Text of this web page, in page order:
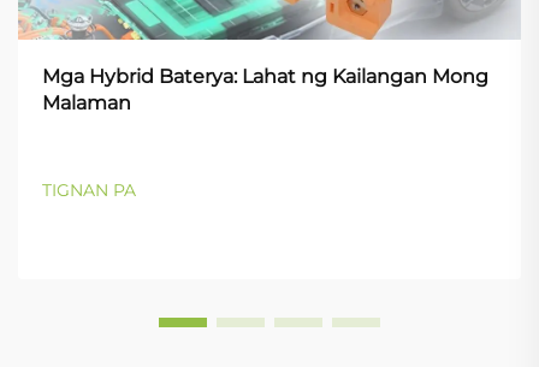
Mga Hybrid Baterya: Lahat ng Kailangan Mong
Malaman
TIGNAN PA